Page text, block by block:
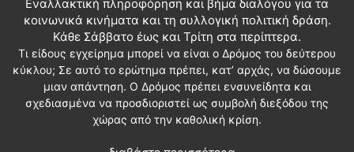
Εναλλακτική πληροφόρηση και βήμα διαλόγου για τα
κοινωνικά κινήματα και τη συλλογική πολιτική δράση.
Κάθε Σάββατο έως και Τρίτη στα περίπτερα.
Τι είδους εγχείρημα μπορεί να είναι ο Δρόμος του δεύτερου
κύκλου; Σε αυτό το ερώτημα πρέπει, κατ’ αρχάς, να δώσουμε
μιαν απάντηση. Ο Δρόμος πρέπει ενσυνείδητα και
σχεδιασμένα να προσδιοριστεί ως συμβολή διεξόδου της
χώρας από την καθολική κρίση.